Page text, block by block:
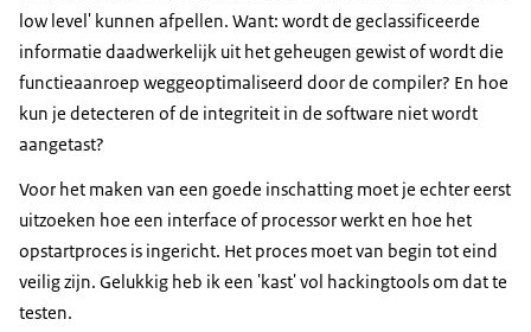
low level' kunnen afpellen. Want: wordt de geclassificeerde
informatie daadwerkelijk uit het geheugen gewist of wordt die
functieaanroep weggeoptimaliseerd door de compiler? En hoe
kun je detecteren of de integriteit in de software niet wordt
aangetast?
Voor het maken van een goede inschatting moet je echter eerst
uitzoeken hoe een interface of processor werkt en hoe het
opstartproces is ingericht. Het proces moet van begin tot eind
veilig zijn. Gelukkig heb ik een 'kast' vol hackingtools om dat te
testen.